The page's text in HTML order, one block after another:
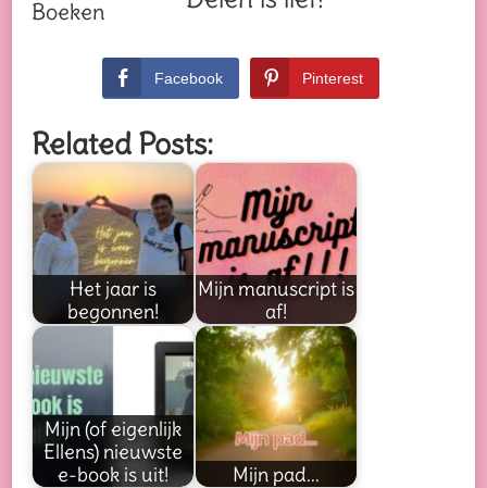
Facebook Pinterest
Related Posts:
Het jaar is
begonnen!
Mijn manuscript is
af!
Mijn (of eigenlijk
Ellens) nieuwste
e-book is uit!
Mijn pad...